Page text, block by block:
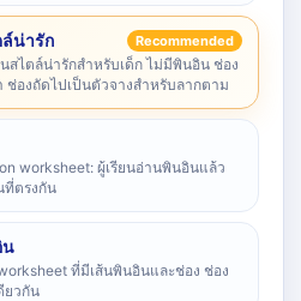
น่ารัก Recommended
สไตล์น่ารักสำหรับเด็ก ไม่มีพินอิน ช่อง
ช่องถัดไปเป็นตัวจางสำหรับลากตาม
worksheet: ผู้เรียนอ่านพินอินแล้ว
ที่ตรงกัน
น
ที่มีเส้นพินอินและช่อง ช่อง
ยวกัน